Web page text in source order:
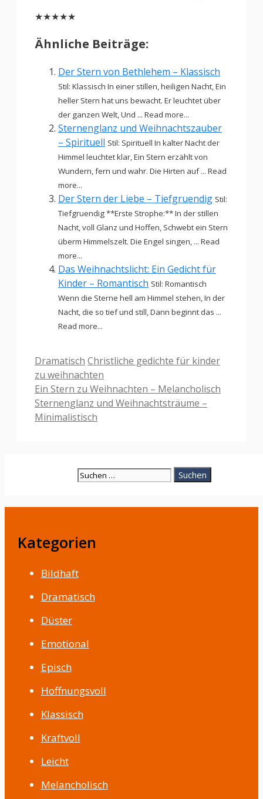
★★★★★
Ähnliche Beiträge:
Der Stern von Bethlehem – Klassisch
Stil: Klassisch In einer stillen, heiligen Nacht, Ein
heller Stern hat uns bewacht. Er leuchtet über
der ganzen Welt, Und ... Read more...
Sternenglanz und Weihnachtszauber
– Spirituell Stil: Spirituell In kalter Nacht der
Himmel leuchtet klar, Ein Stern erzählt von
Wundern, fern und wahr. Die Hirten auf ... Read
more...
Der Stern der Liebe – Tiefgruendig Stil:
Tiefgruendig **Erste Strophe:** In der stillen
Nacht, voll Glanz und Hoffen, Schwebt ein Stern
überm Himmelszelt. Die Engel singen, ... Read
more...
Das Weihnachtslicht: Ein Gedicht für
Kinder – Romantisch Stil: Romantisch
Wenn die Sterne hell am Himmel stehen, In der
Nacht, die so tief und still, Dann beginnt das ...
Read more...
Kategorien
Dramatisch Schlagwörter
Christliche gedichte für kinder
zu weihnachten
Ein Stern zu Weihnachten – Melancholisch
Sternenglanz und Weihnachtsträume –
Minimalistisch
Suche
Kategorien
Bildhaft
Dramatisch
Düster
Emotional
Episch
Hoffnungsvoll
Klassisch
Kraftvoll
Leicht
Melancholisch